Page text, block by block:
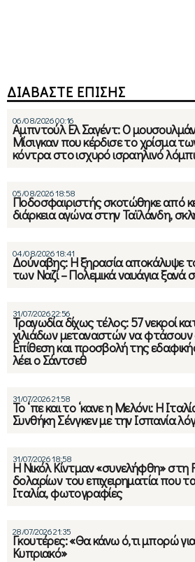
ΔΙΑΒΑΣΤΕ ΕΠΙΣΗΣ
06/08/2026 00:16
Αμπντούλ Ελ Σαγέντ: Ο
Μίσιγκαν που κέρδισε το χρίσμα
κόντρα στο ισχυρό ισραηλινό λόμπι
05/08/2026 18:58
Ποδοσφαιριστής σκοτώθηκε από
διάρκεια αγώνα στην Ταϊλάνδη,
04/08/2026 18:41
Δούναβης: Η ξηρασία αποκάλυψε
των Ναζί – Πολεμικά ναυάγια ξανά
31/07/2026 22:56
Τραγωδία δίχως τέλος: 57 νεκροί
χιλιάδων μεταναστών να
Επίθεση και προσβολή της
λέει ο Σάντσεθ
31/07/2026 21:58
Το ‘πε και το ‘κανε η Μελόνι: Η
Συνθήκη Σένγκεν με την Ισπανία
31/07/2026 18:58
Η Νικόλ Κίντμαν «συνελήφθη» στη
δολαρίων του επιχειρηματία που
Ιταλία, φωτογραφίες
28/07/2026 21:35
Γκουτέρες: «Θα κάνω ό,τι μπορώ
Κυπριακό»